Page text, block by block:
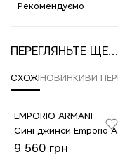
Рекомендуємо
ПЕРЕГЛЯНЬТЕ ЩЕ...
СХОЖІНОВИНКИВИ
EMPORIO ARMANI
9 560 грн